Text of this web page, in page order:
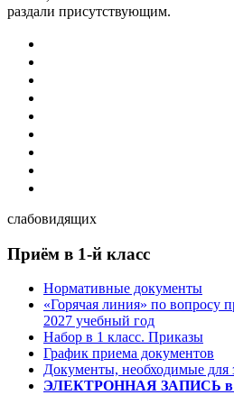
раздали присутствующим.
слабовидящих
Приём в 1-й класс
Нормативные документы
«Горячая линия» по вопросу
2027 учебный год
Набор в 1 класс. Приказы
График приема документов
Документы, необходимые для
ЭЛЕКТРОННАЯ ЗАПИСЬ в